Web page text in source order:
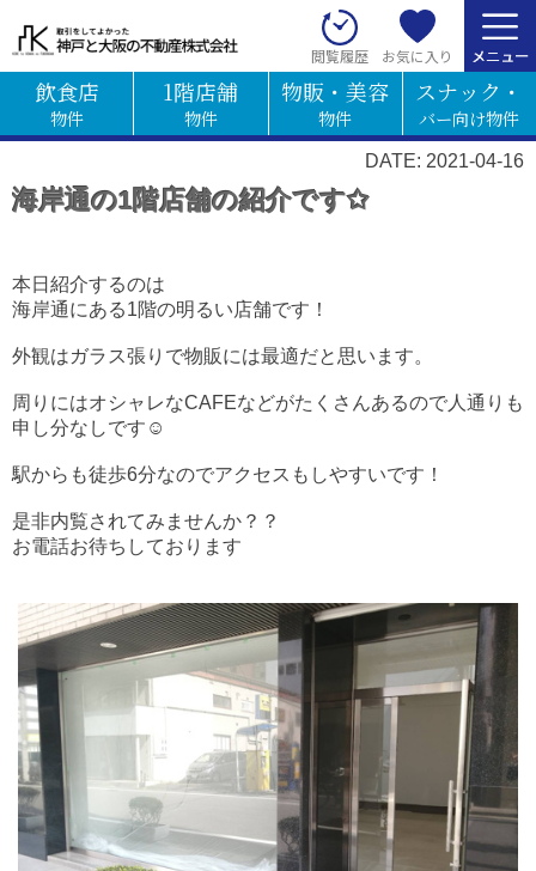
閲覧履歴 お気に入り
飲食店
物件
1階店舗
物件
物販・美容
物件
スナック・
バー向け物件
DATE: 2021-04-16
海岸通の1階店舗の紹介です✩
本日紹介するのは
海岸通にある1階の明るい店舗です！
外観はガラス張りで物販には最適だと思います。
周りにはオシャレなCAFEなどがたくさんあるので人通りも
申し分なしです☺
駅からも徒歩6分なのでアクセスもしやすいです！
是非内覧されてみませんか？？
お電話お待ちしております